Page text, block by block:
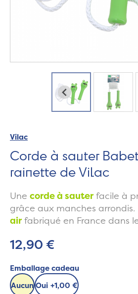
Vilac
Corde à sauter
rainette de Vilac
Une corde à sauter facile à
grâce aux manches arrondis.
air fabriqué en France dans
12,90 €
Emballage cadeau
AucunOui +1,00 €